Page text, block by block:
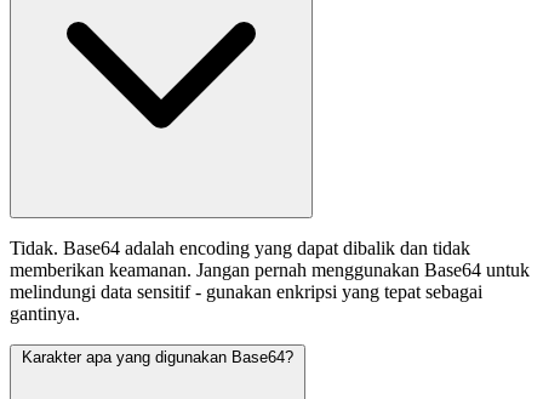
Tidak. Base64 adalah encoding yang dapat dibalik dan tidak
memberikan keamanan. Jangan pernah menggunakan Base64 untuk
melindungi data sensitif - gunakan enkripsi yang tepat sebagai
gantinya.
Karakter apa yang digunakan Base64?